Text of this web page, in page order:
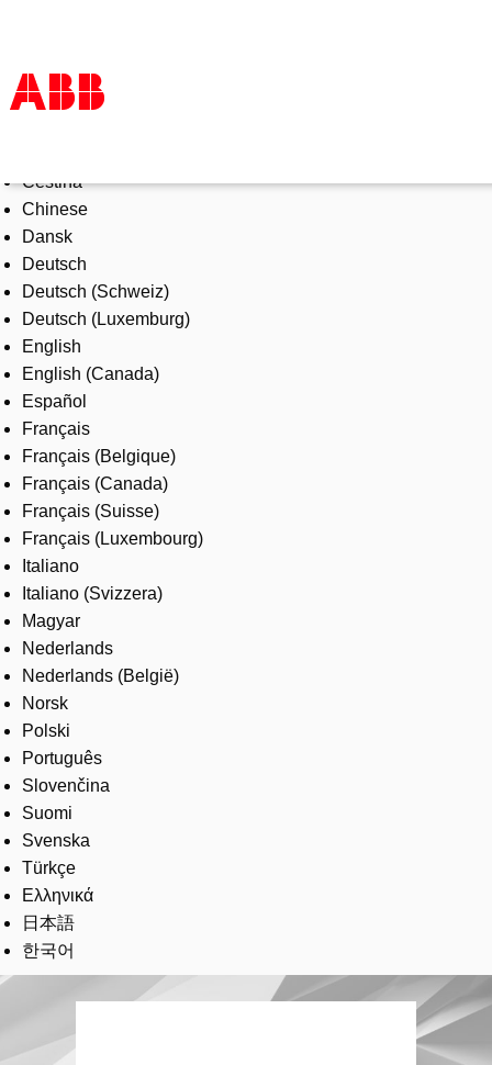
Products & Solutions
Industries
Services
About us
Where to buy
Contact us
Careers
Čeština
Chinese
Dansk
Deutsch
Deutsch (Schweiz)
Deutsch (Luxemburg)
English
English (Canada)
Español
Français
Français (Belgique)
Français (Canada)
Français (Suisse)
Français (Luxembourg)
Italiano
Italiano (Svizzera)
Magyar
Nederlands
Nederlands (België)
Norsk
Polski
Português
Slovenčina
Suomi
Svenska
Türkçe
Ελληνικά
日本語
한국어